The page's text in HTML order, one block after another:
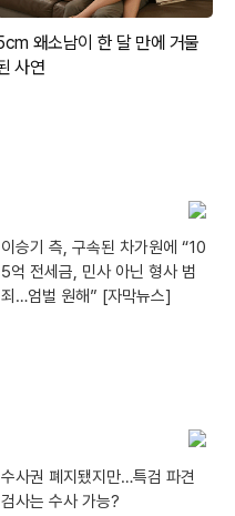
이승기 측, 구속된 차가원에 “10
5억 전세금, 민사 아닌 형사 범
죄…엄벌 원해” [자막뉴스]
수사권 폐지됐지만…특검 파견
검사는 수사 가능?